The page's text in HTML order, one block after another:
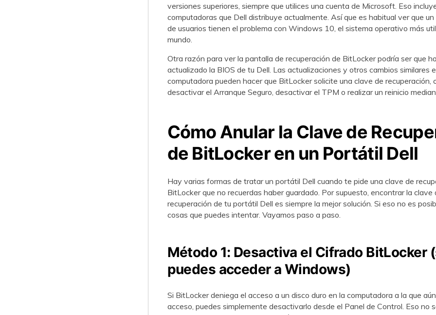
versiones superiores, siempre que utilices una cuenta de Microsoft. Eso
computadoras que Dell distribuye actualmente. Así que es habitual ver que un
de usuarios tienen el problema con Windows 10, el sistema operativo más
mundo.
Otra razón para ver la pantalla de recuperación de BitLocker podría ser que
actualizado la BIOS de tu Dell. Las actualizaciones y otros cambios similares
computadora pueden hacer que BitLocker solicite una clave de recuperación,
desactivar el Arranque Seguro, desactivar el TPM o realizar un reinicio
Cómo Anular la Clave de
de BitLocker en un Portátil Dell
Hay varias formas de tratar un portátil Dell cuando te pide una clave de
BitLocker que no recuerdas haber guardado. Por supuesto, encontrar la clave
recuperación de tu portátil Dell es siempre la mejor solución. Si eso no es
cosas que puedes intentar. Vayamos paso a paso.
Método 1: Desactiva el Cifrado BitLocker
puedes acceder a Windows)
Si BitLocker deniega el acceso a un disco duro en la computadora a la que
acceso, puedes simplemente desactivarlo desde el Panel de Control. Eso no